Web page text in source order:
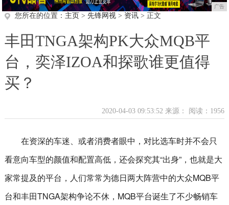
广告
您所在的位置： 主页 > 先锋网视> 资讯> 正文
丰田TNGA架构PK大众MQB平
台，奕泽IZOA和探歌谁更值得
买？
2020-04-03 09:53:52 来源： 阅读：1956
在资深的车迷、或者消费者眼中，对比选车时并不会只
看意向车型的颜值和配置高低，还会探究其“出身”，也就是大
家常提及的平台，人们常常为德日两大阵营中的大众MQB平
台和丰田TNGA架构争论不休，MQB平台诞生了不少畅销车